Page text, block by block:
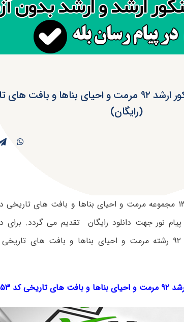
دانلود سوالات و کلید کنکور ارشد ۹۲ مرمت و احیای بناها و
(رایگان)
سوالات آزمون کارشناسی ارشد ۱۳۹۲ مجموعه مرمت و احیای بناها و بافت های
نور جهت دانلود رایگان تقدیم می گردد. برای
سوالات کارشناسی ارشد سراسری ۹۲ رشته مرمت و احیای بناها و بافت های
کد ۱۳۵۳